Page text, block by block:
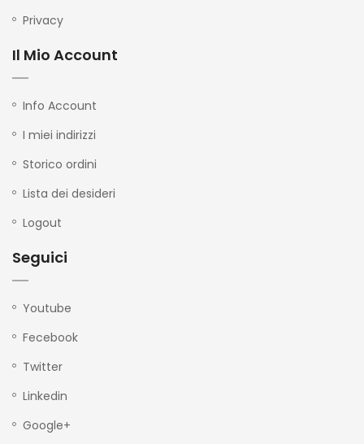
Privacy
Il Mio Account
Info Account
I miei indirizzi
Storico ordini
Lista dei desideri
Logout
Seguici
Youtube
Fecebook
Twitter
Linkedin
Google+